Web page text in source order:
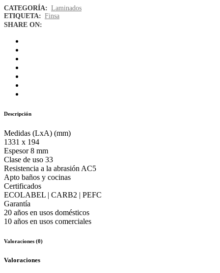
CATEGORÍA: Laminados
ETIQUETA: Finsa
SHARE ON:
Descripción
Medidas (LxA) (mm)
1331 x 194
Espesor 8 mm
Clase de uso 33
Resistencia a la abrasión AC5
Apto baños y cocinas
Certificados
ECOLABEL | CARB2 | PEFC
Garantía
20 años en usos domésticos
10 años en usos comerciales
Valoraciones (0)
Valoraciones